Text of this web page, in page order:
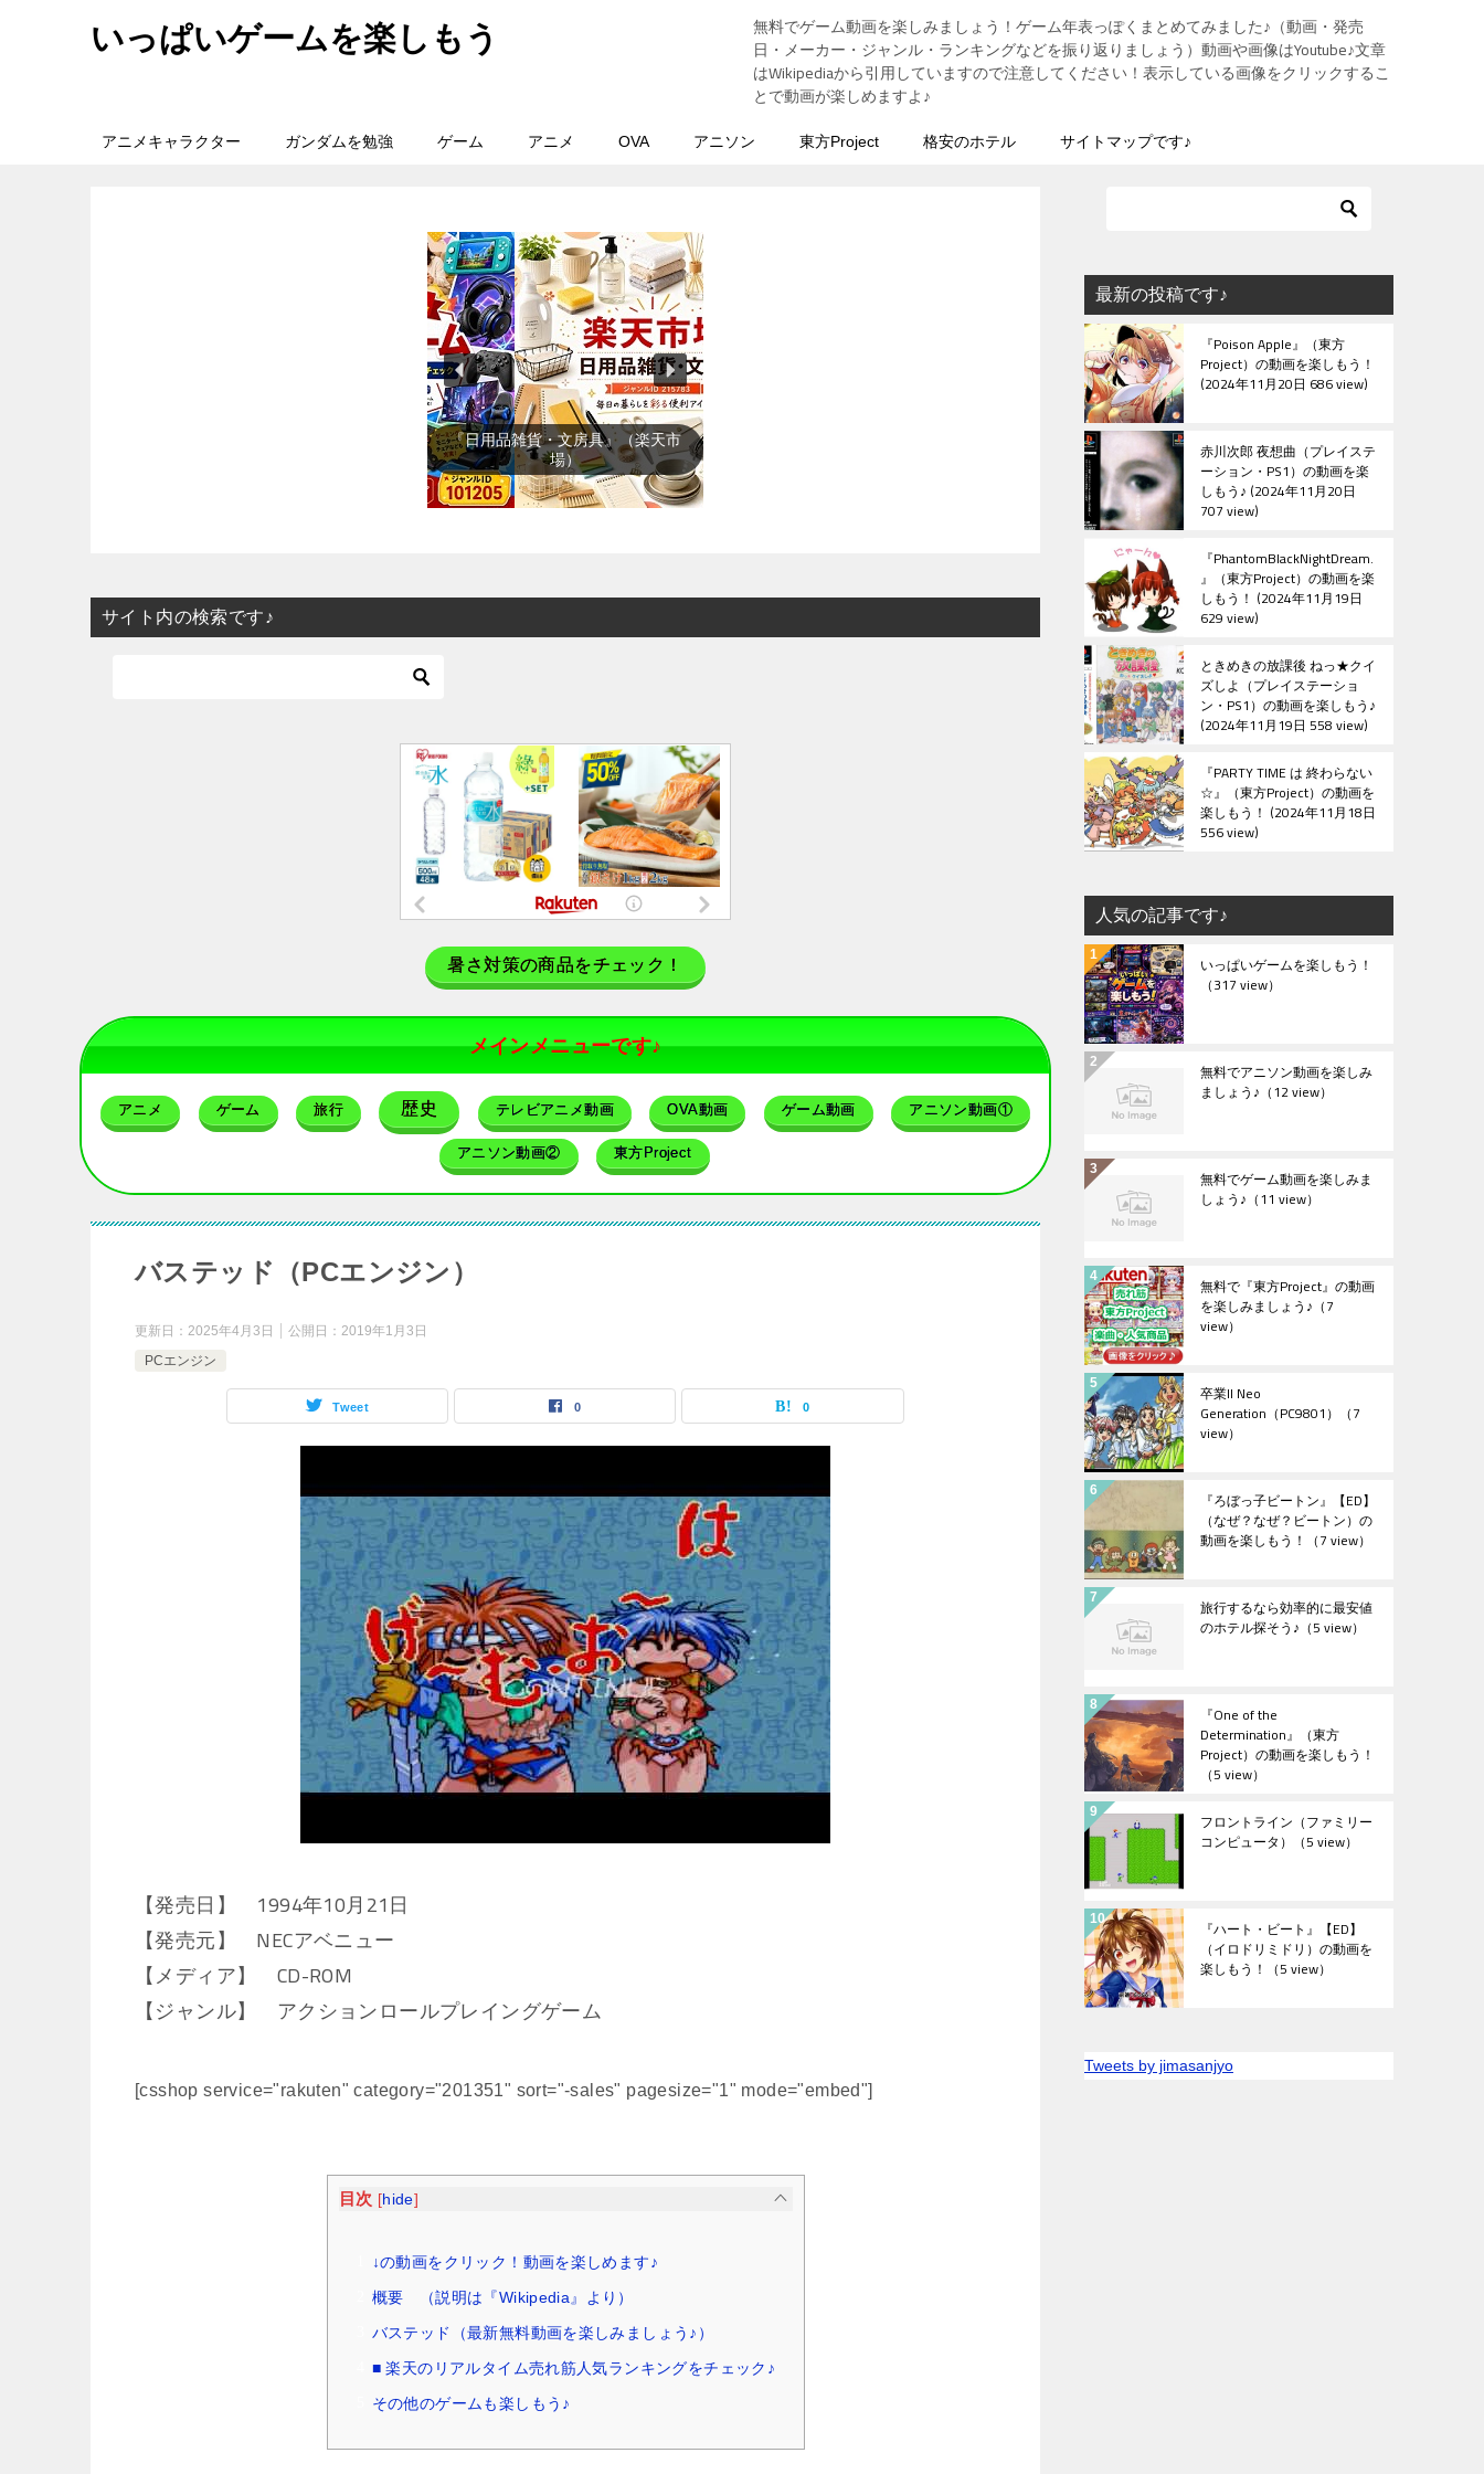
いっぱいゲームを楽しもう
無料でゲーム動画を楽しみましょう！ゲーム年表っぽくまとめてみました♪（動画・発売
日・メーカー・ジャンル・ランキングなどを振り返りましょう）動画や画像はYoutube♪文章
はWikipediaから引用していますので注意してください！表示している画像をクリックするこ
とで動画が楽しめますよ♪
アニメキャラクター ガンダムを勉強 ゲーム アニメ OVA アニソン 東方Project 格安のホテル サイトマップです♪
『日用品雑貨・文房具』（楽天市
場）
サイト内の検索です♪
暑さ対策の商品をチェック！
メインメニューです♪
アニメ ゲーム 旅行 歴史 テレビアニメ動画 OVA動画 ゲーム動画 アニソン動画①
アニソン動画② 東方Project
バステッド（PCエンジン）
更新日： 2025年4月3日 公開日： 2019年1月3日
PCエンジン
Tweet 0 0
【発売日】 1994年10月21日
【発売元】 NECアベニュー
【メディア】 CD-ROM
【ジャンル】 アクションロールプレイングゲーム
[csshop service="rakuten" category="201351" sort="-sales" pagesize="1" mode="embed"]
目次 [hide]
↓の動画をクリック！動画を楽しめます♪
概要 （説明は『Wikipedia』より）
バステッド（最新無料動画を楽しみましょう♪）
■ 楽天のリアルタイム売れ筋人気ランキングをチェック♪
その他のゲームも楽しもう♪
最新の投稿です♪
『Poison Apple』（東方
Project）の動画を楽しもう！
2024年11月20日 686 view
赤川次郎 夜想曲（プレイステ
ーション・PS1）の動画を楽
しもう♪ 2024年11月20日
707 view
『PhantomBlackNightDream.
』（東方Project）の動画を楽
しもう！ 2024年11月19日
629 view
ときめきの放課後 ねっ★クイ
ズしよ（プレイステーショ
ン・PS1）の動画を楽しもう♪
2024年11月19日 558 view
『PARTY TIME は 終わらない
☆』（東方Project）の動画を
楽しもう！ 2024年11月18日
556 view
人気の記事です♪
いっぱいゲームを楽しもう！
（317 view）
無料でアニソン動画を楽しみ
ましょう♪ （12 view）
無料でゲーム動画を楽しみま
しょう♪ （11 view）
無料で『東方Project』の動画
を楽しみましょう♪ （7
view）
卒業II Neo
Generation（PC9801） （7
view）
『ろぼっ子ビートン』【ED】
（なぜ？なぜ？ビートン）の
動画を楽しもう！ （7 view）
旅行するなら効率的に最安値
のホテル探そう♪ （5 view）
『One of the
Determination』（東方
Project）の動画を楽しもう！
（5 view）
フロントライン（ファミリー
コンピュータ） （5 view）
『ハート・ビート』【ED】
（イロドリミドリ）の動画を
楽しもう！ （5 view）
Tweets by jimasanjyo